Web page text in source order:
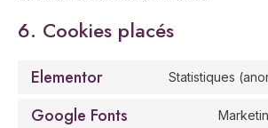
6. Cookies placés
Elementor Statistiques
Google Fonts